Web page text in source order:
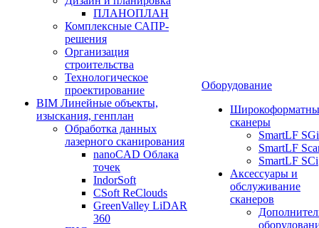
ПЛАНОПЛАН
Комплексные САПР-
решения
Организация
строительства
Технологическое
проектирование
BIM Линейные объекты,
изыскания, генплан
Обработка данных
лазерного сканирования
nanoCAD Облака
точек
IndorSoft
CSoft ReClouds
GreenValley LiDAR
360
Оборудование
сканеры
SmartLF SGi
SmartLF
SmartLF SCi
Аксессуары и
обслуживание
сканеров